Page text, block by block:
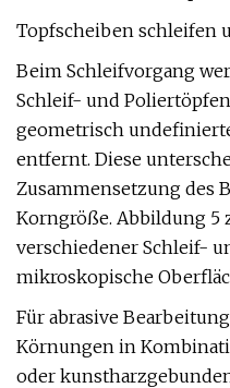
Topfscheiben schleifen
Beim Schleifvorgang
Schleif- und
geometrisch
entfernt. Diese
Zusammensetzung des
Korngröße. Abbildung 5
verschiedener Schleif-
mikroskopische
Für abrasive
Körnungen in
oder